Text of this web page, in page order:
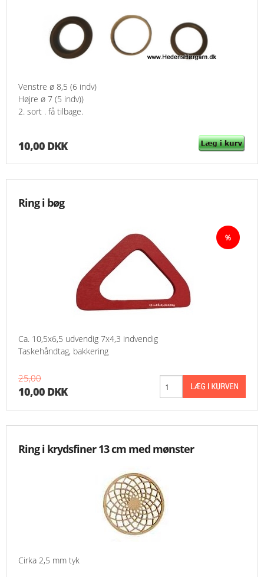
Venstre ø 8,5 (6 indv)
Højre ø 7 (5 indv))
2. sort . få tilbage.
10,00 DKK
Ring i bøg
Ca. 10,5x6,5 udvendig 7x4,3 indvendig
Taskehåndtag, bakkering
25,00
10,00 DKK
Ring i krydsfiner 13 cm med mønster
Cirka 2,5 mm tyk